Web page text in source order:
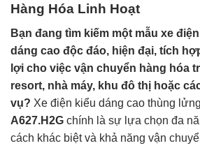
Hàng Hóa Linh Hoạt
Bạn đang tìm kiếm một mẫu xe
dáng cao độc đáo, hiện đại, tích
lợi cho việc vận chuyển hàng hóa
resort, nhà máy, khu đô thị hoặc
vụ? Xe điện kiểu dáng cao thùng lửng
A627.H2G chính là sự lựa chọn đa
cách khác biệt và khả năng vận